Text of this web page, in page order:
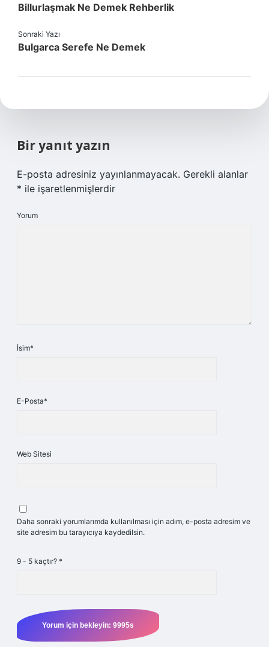
Billurlaşmak Ne Demek Rehberlik
Sonraki Yazı
Bulgarca Serefe Ne Demek
Bir yanıt yazın
E-posta adresiniz yayınlanmayacak. Gerekli alanlar
* ile işaretlenmişlerdir
Yorum
İsim*
E-Posta*
Web Sitesi
Daha sonraki yorumlarımda kullanılması için adım, e-posta adresim ve
site adresim bu tarayıcıya kaydedilsin.
9 - 5 kaçtır? *